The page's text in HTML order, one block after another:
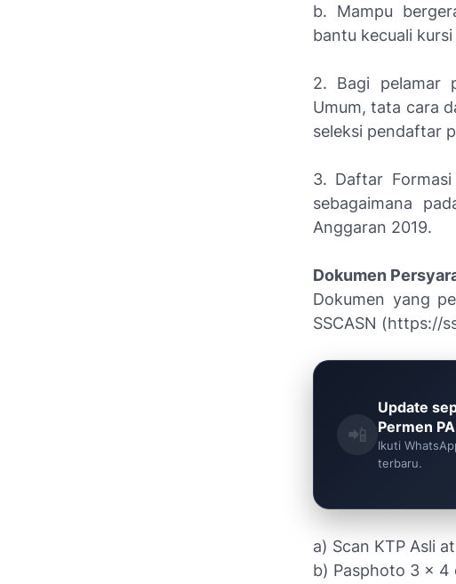
b. Mampu
bantu kecuali
2. Bagi pelamar
Umum, tata cara
seleksi pendaftar
3. Daftar
sebagaimana
Anggaran 2019.
Dokumen
Dokumen yang
SSCASN (https://
📲
Update
Permen
Ikuti
terbaru.
a) Scan KTP Asli
b) Pasphoto 3 x 4